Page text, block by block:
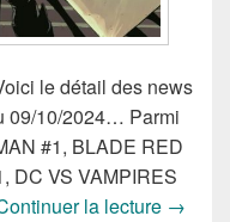
le détail des news
09/10/2024… Parmi
#1, BLADE RED
DC VS VAMPIRES
la lecture →